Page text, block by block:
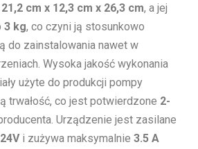
21,2 cm x 12,3 cm x 26,3 cm, a jej
3 kg, co czyni ją stosunkowo
do zainstalowania nawet w
Wysoka jakość wykonania
użyte do produkcji pompy
trwałość, co jest potwierdzone 2-
Urządzenie jest zasilane
24Vi zużywa maksymalnie 3.5 A